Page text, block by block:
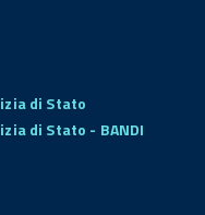
di Stato
di Stato - BANDI